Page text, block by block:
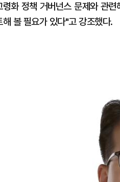
령화 정책 거버넌스 문제와 관
해 볼 필요가 있다"고 강조했다.